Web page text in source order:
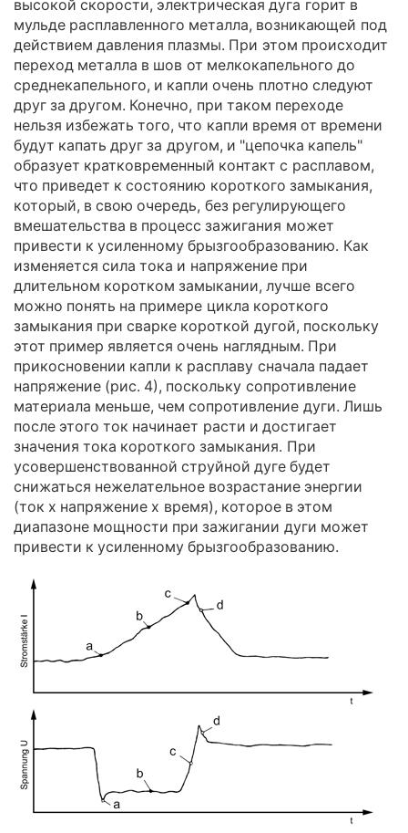
высокой скорости, электрическая дуга горит в
мульде расплавленного металла, возникающей под
действием давления плазмы. При этом происходит
переход металла в шов от мелкокапельного до
среднекапельного, и капли очень плотно следуют
друг за другом. Конечно, при таком переходе
нельзя избежать того, что капли время от времени
будут капать друг за другом, и "цепочка капель"
образует кратковременный контакт с расплавом,
что приведет к состоянию короткого замыкания,
который, в свою очередь, без регулирующего
вмешательства в процесс зажигания может
привести к усиленному брызгообразованию. Как
изменяется сила тока и напряжение при
длительном коротком замыкании, лучше всего
можно понять на примере цикла короткого
замыкания при сварке короткой дугой, поскольку
этот пример является очень наглядным. При
прикосновении капли к расплаву сначала падает
напряжение (рис. 4), поскольку сопротивление
материала меньше, чем сопротивление дуги. Лишь
после этого ток начинает расти и достигает
значения тока короткого замыкания. При
усовершенствованной cтруйной дуге будет
снижаться нежелательное возрастание энергии
(ток х напряжение х время), которое в этом
диапазоне мощности при зажигании дуги может
привести к усиленному брызгообразованию.